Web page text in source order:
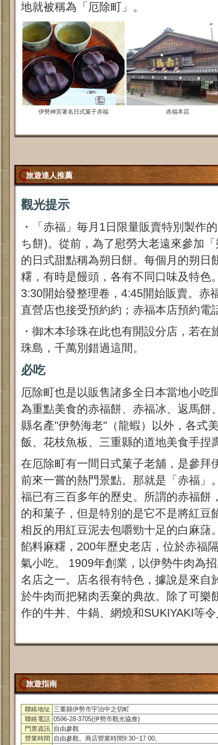
地就被稱為「厄除町」。
伊勢神宮著名日式菓子赤福 赤福本店
旅遊達人推薦
觀光提示
・「赤福」毎月1日限量販賣特別製作
ち餅)。從前，為了慰勞大老遠來參加
的日式甜點稱為朔日餅。每個月的朔日
糬，有時是饅頭，各有不同口味及特色
3:30開始發整理卷，4:45開始販賣。赤
直營店也接受預約約；赤福本店預約電
・御木本珍珠在此也有開設分店，若
珠島，千萬別錯過這間。
必吃
厄除町也是以販售諸多全日本當地小吃
為重點美食的赤福餅、赤福冰、返馬餅
縣名產"伊勢海老"（龍蝦）以外，各式
飯、花枝魚板、三重縣的道地美食手捏
在厄除町有一間日式菓子老舖，是參拜
前來一嘗的熱門景點。那就是「赤福」
福已有三百多年的歷史。所謂的赤福餅
的和菓子，但是特別的是它不是將紅豆
相反的用紅豆泥去包嚼勁十足的白麻藷
餡料麻糬，200年歷史老店，位於赤福
氣小吃。 1909年創業，以伊勢牛肉為
名店之一。店名很有特色，據說是來自
於牛肉而把豬肉丟棄的典故。除了可樂
作的牛丼、牛鍋、網燒和SUKIYAKI等
旅遊指南
聯絡地址 三重縣伊勢市宇治中之切町
聯絡電話 0596-28-3705(伊勢市觀光協會)
門票資訊 自由參觀
營業時間
自由參觀。商店營業時間9:30~17:00。